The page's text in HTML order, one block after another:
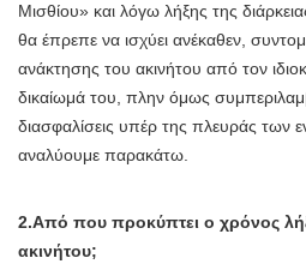
Μισθίου» και λόγω λήξης της
θα έπρεπε να ισχύει ανέκαθεν,
ανάκτησης του ακινήτου από τον
δικαίωμά του, πλην όμως
διασφαλίσεις υπέρ της πλευράς των
αναλύουμε παρακάτω.
2.Από που προκύπτει ο χρόνος
ακινήτου;